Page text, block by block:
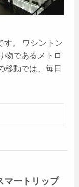
す。 ワシントン
物であるメトロ
移動では、毎日
マートリップ